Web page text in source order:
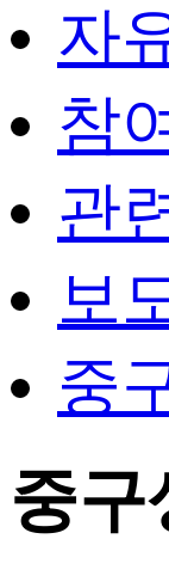
자
참
관
보
중
중구